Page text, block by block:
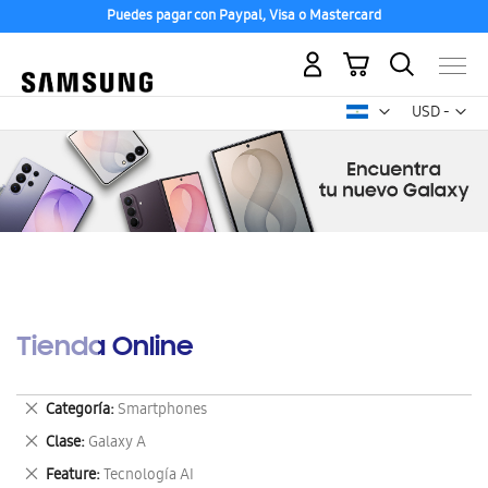
Puedes pagar con Paypal, Visa o Mastercard
USD -
dólar
Mi carrito
Tienda Online
Categoría Smartphones
Eliminar
este
artículo
Clase Galaxy A
Eliminar
este
Feature Tecnología AI
Eliminar